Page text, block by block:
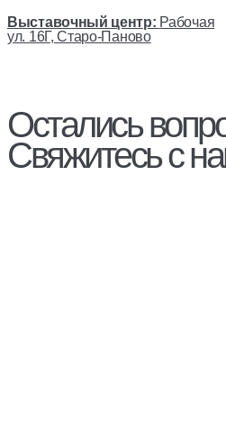
Выставочный центр: Рабочая
ул. 16Г, Старо-Паново
Остались
Свяжитесь с